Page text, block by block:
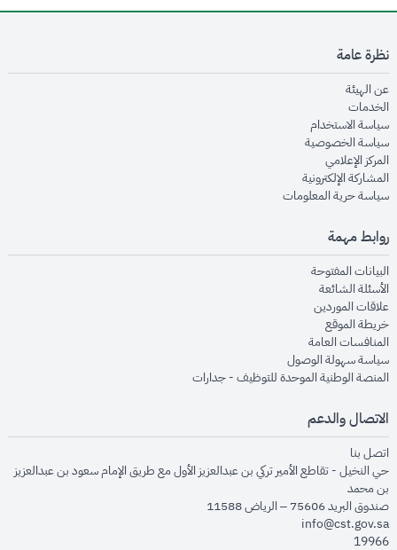
نظرة عامة
عن الهيئةopens in new window
الخدماتopens in new window
سياسة الاستخدام
سياسة الخصوصيةopens in new window
المركز الإعلاميopens in new window
المشاركة الإلكترونيةopens in new window
سياسة حرية المعلوماتopens in new window
روابط مهمة
البيانات المفتوحةopens in new window
الأسئلة الشائعةopens in new window
علاقات الموردينopens in new window
خريطة الموقعopens in new window
المنافسات العامةopens in new window
سياسة سهولة الوصولopens in new window
المنصة الوطنية الموحدة للتوظيف - جداراتopens in new window
الاتصال والدعم
اتصل بنا
حي النخيل - تقاطع الأمير تركي بن عبدالعزيز الأول مع طريق الإمام سعود بن عبدالعزيز
بن محمد
صندوق البريد 75606 – الرياض 11588
info@cst.gov.sa
19966